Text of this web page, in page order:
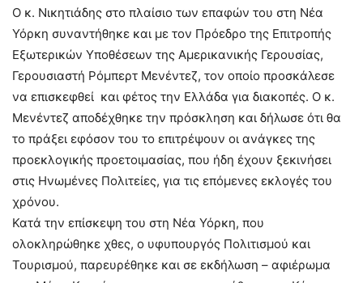
Ο κ. Νικητιάδης στο πλαίσιο των επαφών του στη Νέα
Υόρκη συναντήθηκε και με τον Πρόεδρο της Επιτροπής
Εξωτερικών Υποθέσεων της Αμερικανικής Γερουσίας,
Γερουσιαστή Ρόμπερτ Μενέντεζ, τον οποίο προσκάλεσε
να επισκεφθεί και φέτος την Ελλάδα για διακοπές. Ο κ.
Μενέντεζ αποδέχθηκε την πρόσκληση και δήλωσε ότι θα
το πράξει εφόσον του το επιτρέψουν οι ανάγκες της
προεκλογικής προετοιμασίας, που ήδη έχουν ξεκινήσει
στις Ηνωμένες Πολιτείες, για τις επόμενες εκλογές του
χρόνου.
Κατά την επίσκεψη του στη Νέα Υόρκη, που
ολοκληρώθηκε χθες, ο υφυπουργός Πολιτισμού και
Τουρισμού, παρευρέθηκε και σε εκδήλωση – αφιέρωμα